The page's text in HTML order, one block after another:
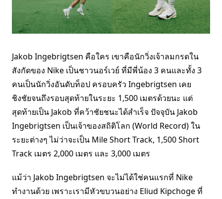
Jakob Ingebrigtsen คือใคร เขาคือนักวิ่งเจ้าลมกรดใน
สังกัดของ Nike เป็นชาวนอร์เวย์ ที่มีพี่น้อง 3 คนและทั้ง 3
คนเป็นนักวิ่งอันดับท็อป ครอบครัว Ingebrigtsen เคย
ชิงชัยจนถึงรอบสุดท้ายในระยะ 1,500 เมตรด้วยนะ แต่
สุดท้ายเป็น Jakob ที่คว้าชัยชนะได้สำเร็จ ปัจจุบัน Jakob
Ingebrigtsen เป็นเจ้าของสถิติโลก (World Record) ใน
ระยะต่างๆ ไม่ว่าจะเป็น Mile Short Track, 1,500 Short
Track เมตร 2,000 เมตร และ 3,000 เมตร
แม้ว่า Jakob Ingebrigtsen จะไม่ได้ใช่คนแรกที่ Nike
ทำงานด้วย เพราะเรามีหัวขบวนอย่าง Eliud Kipchoge ที่